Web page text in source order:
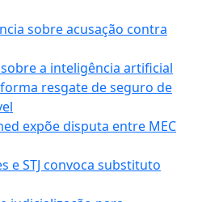
sobre acusação contra
a inteligência artificial
resgate de seguro de
expõe disputa entre MEC
e STJ convoca substituto